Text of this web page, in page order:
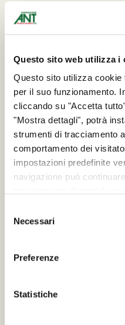
Questo sito web utilizza i
Questo sito utilizza
per il suo funzionamento.
cliccando su "Accetta
"Mostra dettagli", potrà
strumenti di tracciamento
comportamento dei
impostazioni predefinite
navigazione può
delNecessari
Preferenze
Statistiche